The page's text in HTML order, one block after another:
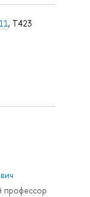
, T423
профессор